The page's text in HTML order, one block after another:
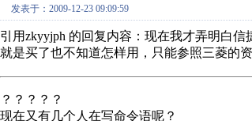
发表于：2009-12-23 09:09:59
引用zkyyjph 的回复内容：现在我才弄明白信
就是买了也不知道怎样用，只能参照三菱的
？？？？？
现在又有几个人在写命令语呢？